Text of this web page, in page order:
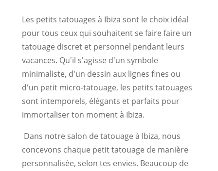
Les petits tatouages à Ibiza sont le choix idéal
pour tous ceux qui souhaitent se faire faire un
tatouage discret et personnel pendant leurs
vacances. Qu'il s'agisse d'un symbole
minimaliste, d'un dessin aux lignes fines ou
d'un petit micro-tatouage, les petits tatouages
sont intemporels, élégants et parfaits pour
immortaliser ton moment à Ibiza.
Dans notre salon de tatouage à Ibiza, nous
concevons chaque petit tatouage de manière
personnalisée, selon tes envies. Beaucoup de